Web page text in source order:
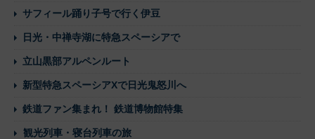
サフィール踊り子号で行く伊豆
日光・中禅寺湖に特急スペーシアで
立山黒部アルペンルート
新型特急スペーシアXで日光鬼怒川へ
鉄道ファン集まれ！ 鉄道博物館特集
観光列車・寝台列車の旅